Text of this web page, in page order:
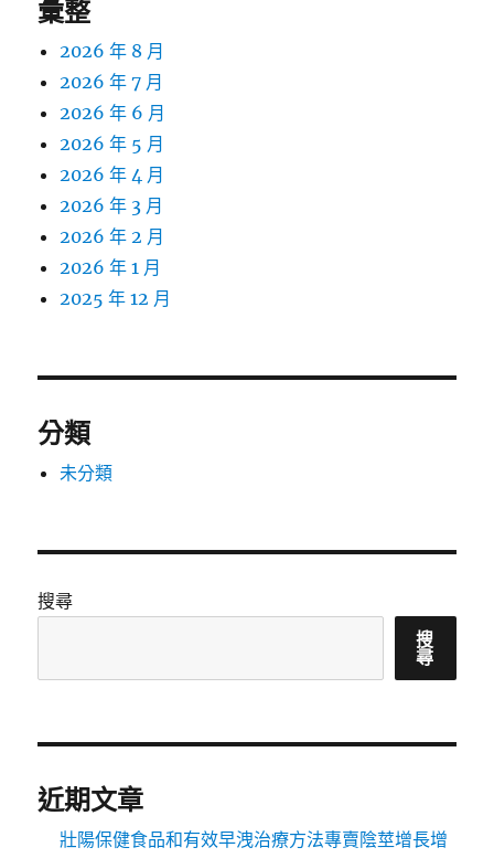
彙整
2026 年 8 月
2026 年 7 月
2026 年 6 月
2026 年 5 月
2026 年 4 月
2026 年 3 月
2026 年 2 月
2026 年 1 月
2025 年 12 月
分類
未分類
搜尋
搜
尋
近期文章
壯陽保健食品和有效早洩治療方法專賣陰莖增長增